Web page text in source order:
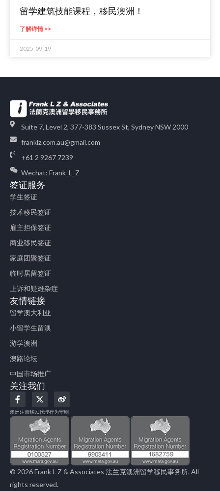
留学建筑技能课程，移民澳洲！
了解详情 >>
2025-09-19
Suite 7, Level 2, 377-383 Sussex St, Sydney NSW 2000
franklz.com.au@gmail.com
+61 2 9267 7239
Wechat: Frank_L_Z
签证服务
学生签证
技术移民签证
雇主担保签证
商业移民签证
家庭团聚签证
临时居留签证
上诉和疑难杂症
友情链接
留学澳大利亚
小留学生留澳
游学澳洲
澳路论坛
中国市场推广
关注我们
F
a
c
e
o
k
-
f
X
-
t
w
i
t
t
e
r
W
e
i
b
澳洲注册移民代理行为守则
© 2026 Frank L Z & Associates 法兰克澳洲留学移民事务所. All
rights reserved.